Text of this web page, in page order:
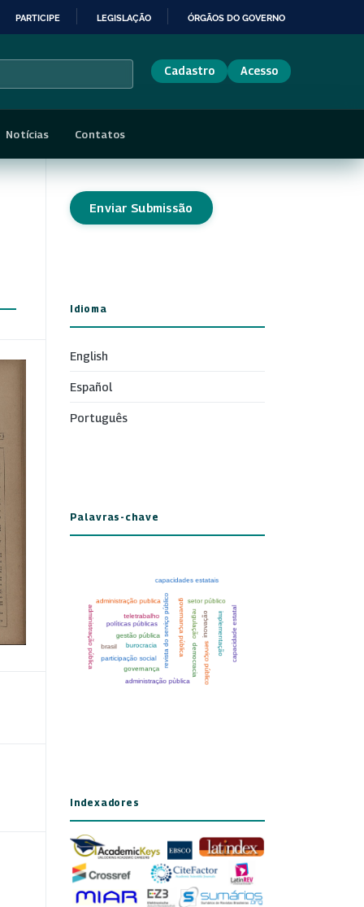
PARTICIPE LEGISLAÇÃO ÓRGÃOS DO GOVERNO
Cadastro Acesso
Notícias Contatos
Enviar Submissão
Idioma
English
Español
Português
Palavras-chave
Indexadores